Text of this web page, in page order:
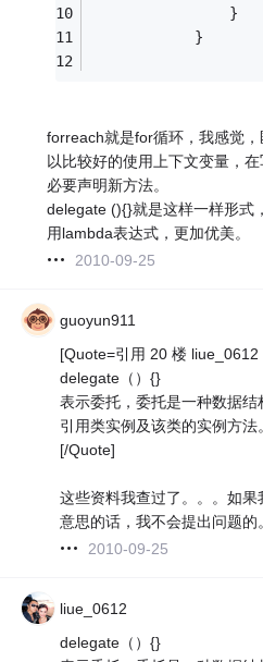
                }
            }
forreach就是for循环，我感觉
以比较好的使用上下文变量，
必要声明新方法。
delegate (){}就是这样一样形式
用lambda表达式，更加优美。
2010-09-25
guoyun911
[Quote=引用 20 楼 liue_0612
delegate（）{}
表示委托，委托是一种数据
引用类实例及该类的实例方法
[/Quote]
这些资料我查过了。。。如果
意思的话，我不会提出问题的
2010-09-25
liue_0612
delegate（）{}